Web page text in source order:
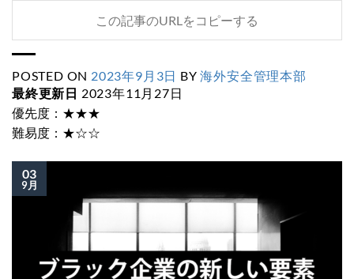
この記事のURLをコピーする
POSTED ON 2023年9月3日 BY海外安全管理本部
最終更新日 2023年11月27日
優先度：★★★
難易度：★☆☆
03
9月